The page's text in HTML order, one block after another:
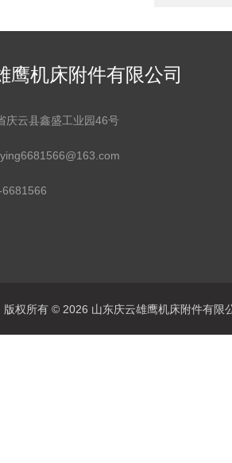
鹰机床附件有限公司
庆云县鑫盛工业园46号
版权所有 © 2026 山东庆云雄鹰机床附件有